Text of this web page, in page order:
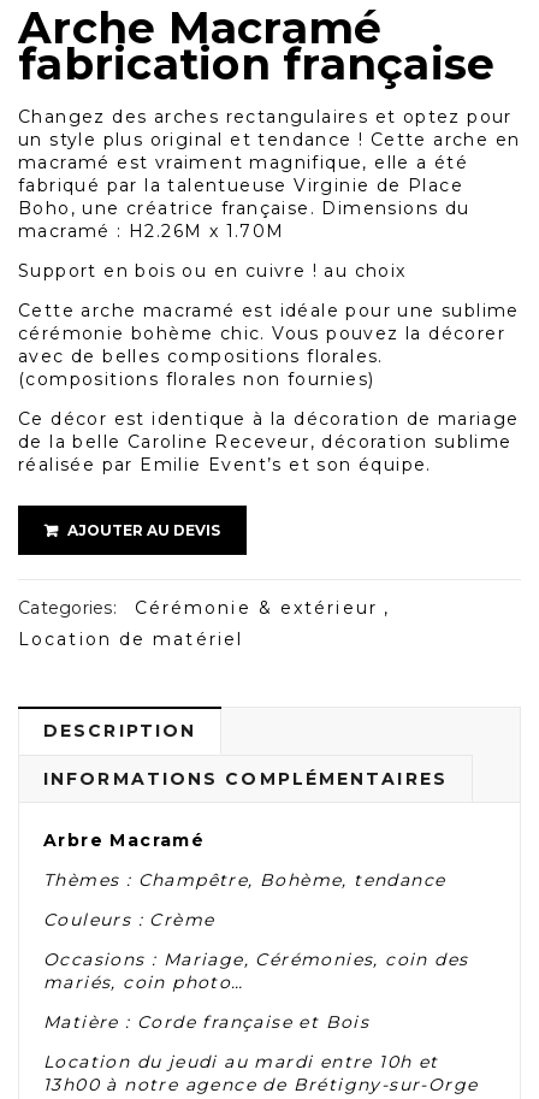
Arche Macramé
fabrication française
Changez des arches rectangulaires et optez pour
un style plus original et tendance ! Cette arche en
macramé est vraiment magnifique, elle a été
fabriqué par la talentueuse Virginie de Place
Boho, une créatrice française. Dimensions du
macramé : H2.26M x 1.70M
Support en bois ou en cuivre ! au choix
Cette arche macramé est idéale pour une sublime
cérémonie bohème chic. Vous pouvez la décorer
avec de belles compositions florales.
(compositions florales non fournies)
Ce décor est identique à la décoration de mariage
de la belle Caroline Receveur, décoration sublime
réalisée par Emilie Event’s et son équipe.
AJOUTER AU DEVIS
Categories: Cérémonie & extérieur ,
Location de matériel
DESCRIPTION
INFORMATIONS COMPLÉMENTAIRES
Arbre Macramé
Thèmes : Champêtre, Bohème, tendance
Couleurs : Crème
Occasions : Mariage, Cérémonies, coin des
mariés, coin photo…
Matière : Corde française et Bois
Location du jeudi au mardi entre 10h et
13h00 à notre agence de Brétigny-sur-Orge